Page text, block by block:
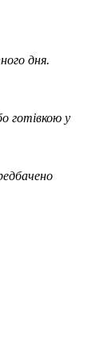
дня.
готівкою у